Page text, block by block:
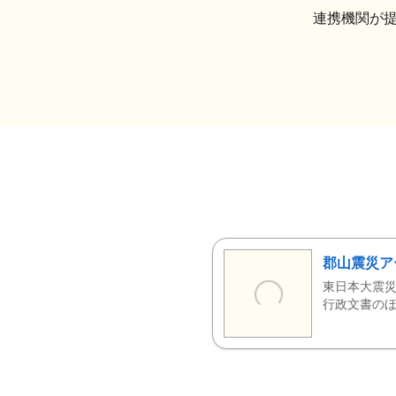
連携機関が
郡山震災
東日本大震
行政文書の